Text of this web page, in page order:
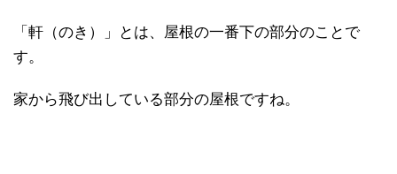
「軒（のき）」とは、屋根の一番下の部分のことで
す。
家から飛び出している部分の屋根ですね。